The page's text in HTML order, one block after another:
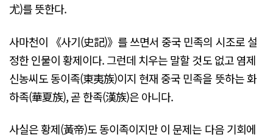
尤)를 뜻한다.
사마천이 《사기(史記)》를 쓰면서 중국 민족의 시조로 설
정한 인물이 황제이다. 그런데 치우는 말할 것도 없고 염제
신농씨도 동이족(東夷族)이지 현재 중국 민족을 뜻하는 화
하족(華夏族), 곧 한족(漢族)은 아니다.
사실은 황제(黃帝)도 동이족이지만 이 문제는 다음 기회에